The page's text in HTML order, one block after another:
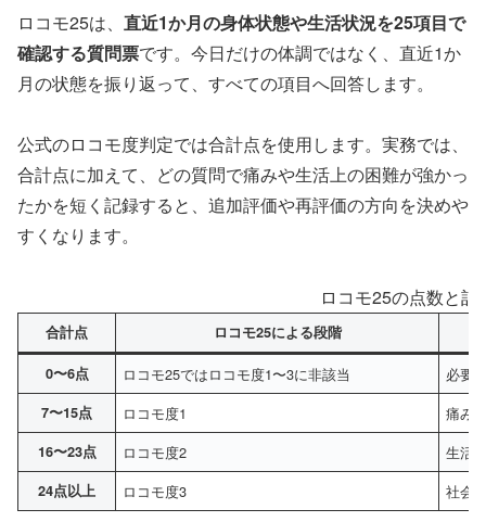
ロコモ25は、 直近1か月の身体状態や生活状況を25項目で
確認する質問票です。今日だけの体調ではなく、直近1か
月の状態を振り返って、すべての項目へ回答します。
公式のロコモ度判定では合計点を使用します。実務では、
合計点に加えて、どの質問で痛みや生活上の困難が強かっ
たかを短く記録すると、追加評価や再評価の方向を決めや
すくなります。
ロコモ25の点数と記
合計点 ロコモ25による段階
0〜6点 ロコモ25ではロコモ度1〜3に非該当 必要
7〜15点 ロコモ度1 痛み
16〜23点 ロコモ度2 生活
24点以上 ロコモ度3 社会